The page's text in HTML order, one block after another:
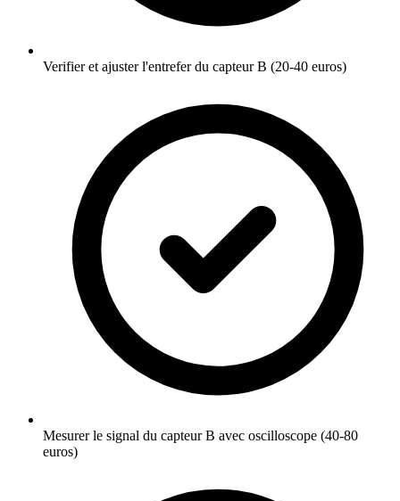
Verifier et ajuster l'entrefer du capteur B (20-40 euros)
Mesurer le signal du capteur B avec oscilloscope (40-80
euros)